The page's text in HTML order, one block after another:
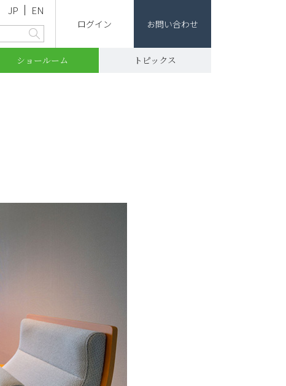
ログイン お問い合わせ
JP EN
ショールーム トピックス